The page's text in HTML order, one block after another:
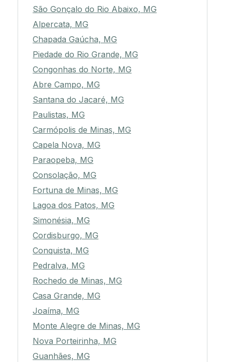
São Gonçalo do Rio Abaixo, MG
Alpercata, MG
Chapada Gaúcha, MG
Piedade do Rio Grande, MG
Congonhas do Norte, MG
Abre Campo, MG
Santana do Jacaré, MG
Paulistas, MG
Carmópolis de Minas, MG
Capela Nova, MG
Paraopeba, MG
Consolação, MG
Fortuna de Minas, MG
Lagoa dos Patos, MG
Simonésia, MG
Cordisburgo, MG
Conquista, MG
Pedralva, MG
Rochedo de Minas, MG
Casa Grande, MG
Joaíma, MG
Monte Alegre de Minas, MG
Nova Porteirinha, MG
Guanhães, MG